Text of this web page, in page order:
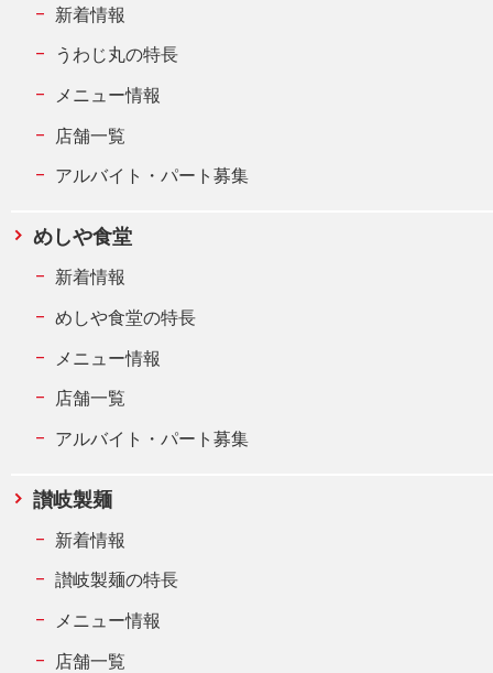
新着情報
うわじ丸の特長
メニュー情報
店舗一覧
アルバイト・パート募集
めしや食堂
新着情報
めしや食堂の特長
メニュー情報
店舗一覧
アルバイト・パート募集
讃岐製麺
新着情報
讃岐製麺の特長
メニュー情報
店舗一覧